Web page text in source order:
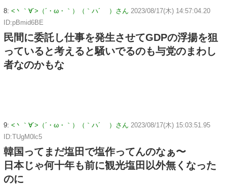
8: <丶｀∀´>（´・ω・｀）（｀ハ´ ）さん 2023/08/17(木) 14:57:04.20
ID:pBmid6BE
民間に委託し仕事を発生させてGDPの浮揚を狙
っていると考えると騒いでるのも与党のまわし
者なのかもな
9: <丶｀∀´>（´・ω・｀）（｀ハ´ ）さん 2023/08/17(木) 15:03:51.95
ID:TUgM0lc5
韓国ってまだ塩田で塩作ってんのなぁ〜
日本じゃ何十年も前に観光塩田以外無くなった
のに